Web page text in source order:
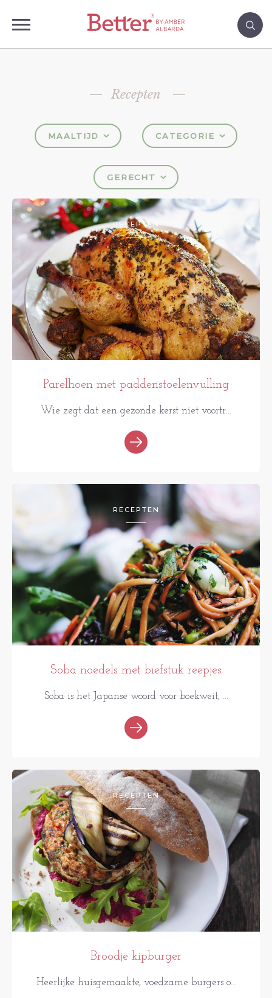
Recepten
MAALTIJD CATEGORIE
GERECHT
RECEPTEN
Parelhoen met paddenstoelenvulling
Wie zegt dat een gezonde kerst niet voortr...
RECEPTEN
Soba noedels met biefstuk reepjes
Soba is het Japanse woord voor boekweit, ...
RECEPTEN
Broodje kipburger
Heerlijke huisgemaakte, voedzame burgers o...